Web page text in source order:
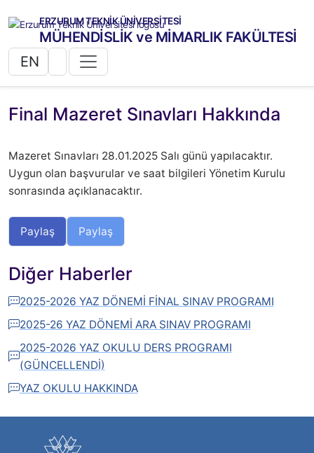
ERZURUM TEKNİK ÜNİVERSİTESİ
MÜHENDİSLİK ve MİMARLIK FAKÜLTESİ
EN
Final Mazeret Sınavları Hakkında
Mazeret Sınavları 28.01.2025 Salı günü yapılacaktır.
Uygun olan başvurular ve saat bilgileri Yönetim Kurulu
sonrasında açıklanacaktır.
Paylaş Paylaş
Diğer Haberler
2025-2026 YAZ DÖNEMİ FİNAL SINAV PROGRAMI
2025-26 YAZ DÖNEMİ ARA SINAV PROGRAMI
2025-2026 YAZ OKULU DERS PROGRAMI
(GÜNCELLENDİ)
YAZ OKULU HAKKINDA